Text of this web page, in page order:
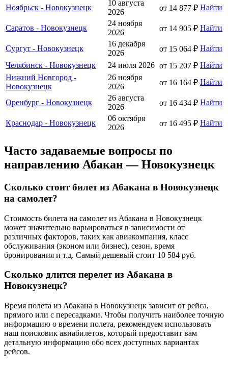
Ноябрьск - Новокузнецк
10 августа
2026
от 14 877 ₽ Найти
Саратов - Новокузнецк
24 ноября
2026
от 14 905 ₽ Найти
Сургут - Новокузнецк
16 декабря
2026
от 15 064 ₽ Найти
Челябинск - Новокузнецк
24 июля 2026 от 15 207 ₽ Найти
Нижний Новгород -
Новокузнецк
26 ноября
2026
от 16 164 ₽ Найти
Оренбург - Новокузнецк
26 августа
2026
от 16 434 ₽ Найти
Краснодар - Новокузнецк
06 октября
2026
от 16 495 ₽ Найти
Часто задаваемые вопросы по
направлению Абакан — Новокузнецк
Сколько стоит билет из Абакана в Новокузнецк
на самолет?
Стоимость билета на самолет из Абакана в Новокузнецк
может значительно варьироваться в зависимости от
различных факторов, таких как авиакомпания, класс
обслуживания (эконом или бизнес), сезон, время
бронирования и т.д. Самый дешевый стоит 10 584 руб.
Сколько длится перелет из Абакана в
Новокузнецк?
Время полета из Абакана в Новокузнецк зависит от рейса,
прямого или с пересадками. Чтобы получить наиболее точную
информацию о времени полета, рекомендуем использовать
наш поисковик авиабилетов, который предоставит вам
детальную информацию обо всех доступных вариантах
рейсов.